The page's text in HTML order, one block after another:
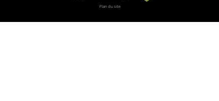
Plan du site